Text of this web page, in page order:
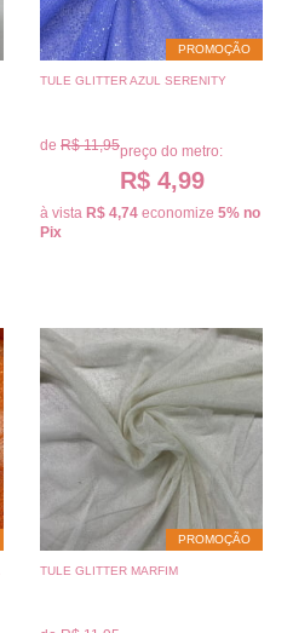
PROMOÇÃO
TULE GLITTER AZUL SERENITY
de R$ 11,95preço do metro:
R$ 4,99
à vista R$ 4,74 economize 5% no
Pix
PROMOÇÃO
TULE GLITTER MARFIM